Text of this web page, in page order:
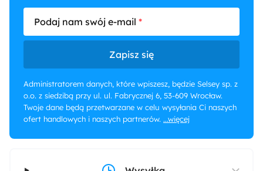
Podaj nam swój e-mail
Zapisz się
Administratorem danych, które wpiszesz, będzie Selsey sp. z
o.o. z siedzibą przy ul. ul. Fabrycznej 6, 53-609 Wrocław.
Twoje dane będą przetwarzane w celu wysyłania Ci naszych
ofert handlowych i naszych partnerów. ...więcej